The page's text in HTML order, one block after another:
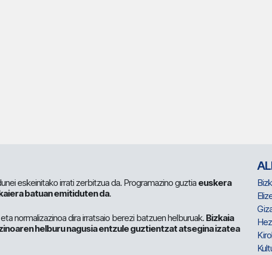
eskeinitako irrati zerbitzua da. Programazino guztia euskera
batuan emitiduten da.
normalizazinoa dira irratsaio berezi batzuen helburuak. Bizkaia
helburu nagusia entzule guztientzat atsegina izatea